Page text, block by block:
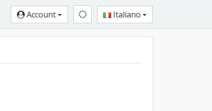
Account Italiano